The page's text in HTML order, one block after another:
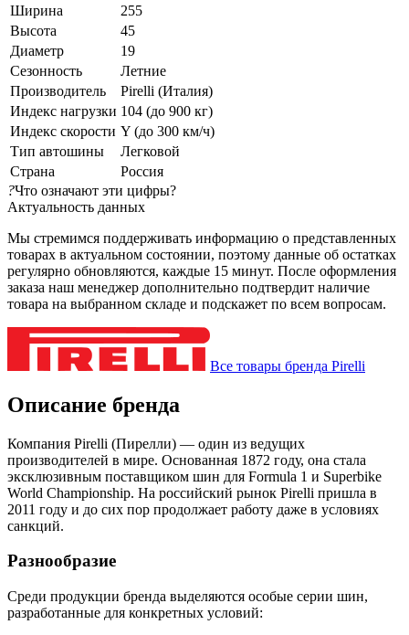
Ширина
255
Высота
45
Диаметр
19
Сезонность
Летние
Производитель
Pirelli (Италия)
Индекс нагрузки 104 (до 900 кг)
Индекс скорости Y (до 300 км/ч)
Тип автошины
Легковой
Страна
Россия
?Что означают эти цифры?
Актуальность данных
Мы стремимся поддерживать информацию о представленных
товарах в актуальном состоянии, поэтому данные об остатках
регулярно обновляются, каждые 15 минут. После оформления
заказа наш менеджер дополнительно подтвердит наличие
товара на выбранном складе и подскажет по всем вопросам.
Все товары бренда Pirelli
Описание бренда
Компания Pirelli (Пирелли) — один из ведущих
производителей в мире. Основанная 1872 году, она стала
эксклюзивным поставщиком шин для Formula 1 и Superbike
World Championship. На российский рынок Pirelli пришла в
2011 году и до сих пор продолжает работу даже в условиях
санкций.
Разнообразие
Среди продукции бренда выделяются особые серии шин,
разработанные для конкретных условий: